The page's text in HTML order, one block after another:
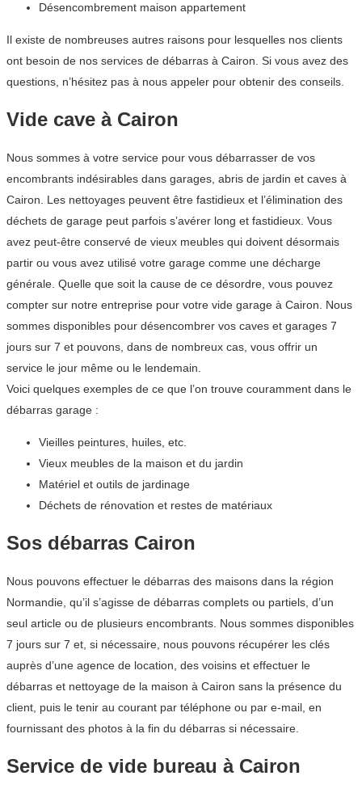
Désencombrement maison appartement
Il existe de nombreuses autres raisons pour lesquelles nos clients
ont besoin de nos services de débarras à Cairon. Si vous avez des
questions, n’hésitez pas à nous appeler pour obtenir des conseils.
Vide cave à Cairon
Nous sommes à votre service pour vous débarrasser de vos
encombrants indésirables dans garages, abris de jardin et caves à
Cairon. Les nettoyages peuvent être fastidieux et l’élimination des
déchets de garage peut parfois s’avérer long et fastidieux. Vous
avez peut-être conservé de vieux meubles qui doivent désormais
partir ou vous avez utilisé votre garage comme une décharge
générale. Quelle que soit la cause de ce désordre, vous pouvez
compter sur notre entreprise pour votre vide garage à Cairon. Nous
sommes disponibles pour désencombrer vos caves et garages 7
jours sur 7 et pouvons, dans de nombreux cas, vous offrir un
service le jour même ou le lendemain.
Voici quelques exemples de ce que l’on trouve couramment dans le
débarras garage :
Vieilles peintures, huiles, etc.
Vieux meubles de la maison et du jardin
Matériel et outils de jardinage
Déchets de rénovation et restes de matériaux
Sos débarras Cairon
Nous pouvons effectuer le débarras des maisons dans la région
Normandie, qu’il s’agisse de débarras complets ou partiels, d’un
seul article ou de plusieurs encombrants. Nous sommes disponibles
7 jours sur 7 et, si nécessaire, nous pouvons récupérer les clés
auprès d’une agence de location, des voisins et effectuer le
débarras et nettoyage de la maison à Cairon sans la présence du
client, puis le tenir au courant par téléphone ou par e-mail, en
fournissant des photos à la fin du débarras si nécessaire.
Service de vide bureau à Cairon